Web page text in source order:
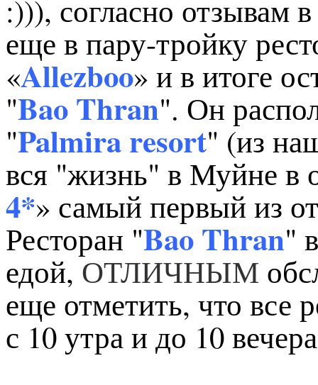
:))), согласно отзывам
еще в пару-тройку
«Allezboo» и в итоге
"Bao Thran". Он
"Palmira resort" (из
вся "жизнь" в Муйне в
4*» самый первый из
Ресторан "Bao Thran"
едой, ОТЛИЧНЫМ
еще отметить, что все
с 10 утра и до 10